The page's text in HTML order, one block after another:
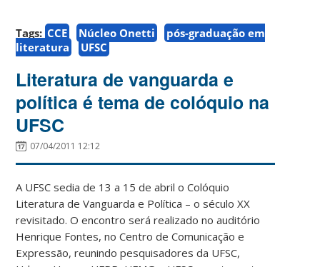
Tags: CCE Núcleo Onetti
pós-graduação em
literatura
UFSC
Literatura de vanguarda e
política é tema de colóquio na
UFSC
07/04/2011 12:12
A UFSC sedia de 13 a 15 de abril o Colóquio
Literatura de Vanguarda e Política – o século XX
revisitado. O encontro será realizado no auditório
Henrique Fontes, no Centro de Comunicação e
Expressão, reunindo pesquisadores da UFSC,